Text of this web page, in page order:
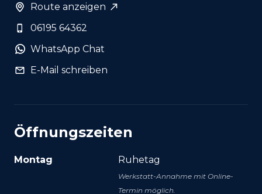
Route anzeigen
06195 64362
WhatsApp Chat
E-Mail schreiben
Öffnungszeiten
Montag Ruhetag
Werkstatt-Annahme mit Online-
Termin möglich.